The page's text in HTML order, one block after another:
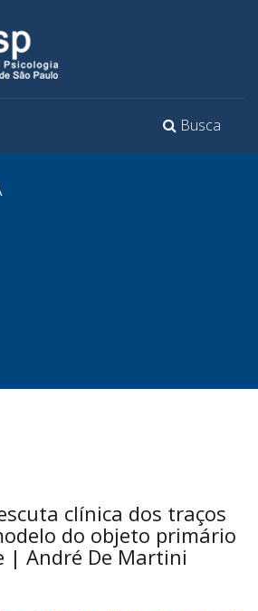
Toggle
Busca
clínica dos traços
do objeto primário
| André De Martini